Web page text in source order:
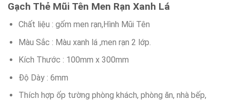
Gạch Thẻ Mũi Tên Men Rạn Xanh Lá
Chất liệu : gốm men rạn,Hình Mũi Tên
Màu Sắc : Màu xanh lá ,men rạn 2 lớp.
Kích Thước : 100mm x 300mm
Độ Dày : 6mm
Thích hợp ốp tường phòng khách, phòng ăn, nhà bếp,